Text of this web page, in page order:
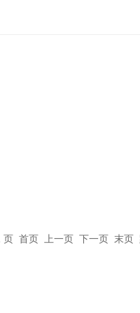
页 首页 上一页 下一页 末页